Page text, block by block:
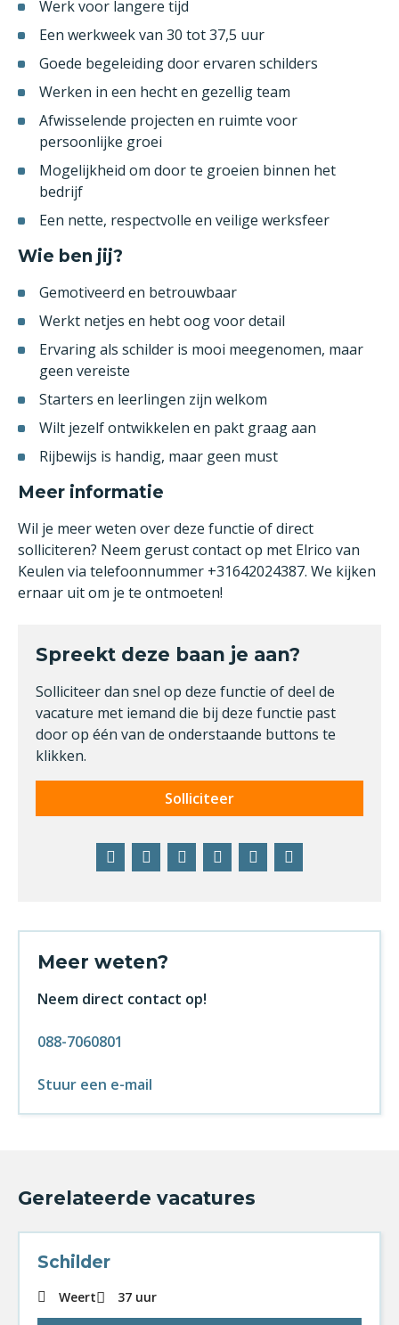
Werk voor langere tijd
Een werkweek van 30 tot 37,5 uur
Goede begeleiding door ervaren schilders
Werken in een hecht en gezellig team
Afwisselende projecten en ruimte voor
persoonlijke groei
Mogelijkheid om door te groeien binnen het
bedrijf
Een nette, respectvolle en veilige werksfeer
Wie ben jij?
Gemotiveerd en betrouwbaar
Werkt netjes en hebt oog voor detail
Ervaring als schilder is mooi meegenomen, maar
geen vereiste
Starters en leerlingen zijn welkom
Wilt jezelf ontwikkelen en pakt graag aan
Rijbewijs is handig, maar geen must
Meer informatie
Wil je meer weten over deze functie of direct
solliciteren? Neem gerust contact op met Elrico van
Keulen via telefoonnummer +31642024387. We kijken
ernaar uit om je te ontmoeten!
Spreekt deze baan je aan?
Solliciteer dan snel op deze functie of deel de
vacature met iemand die bij deze functie past
door op één van de onderstaande buttons te
klikken.
FacebookTwitterLinkedInPinterestWhatsApp
Solliciteer
Meer weten?
Neem direct contact op!
088-7060801
Stuur een e-mail
Gerelateerde vacatures
Schilder
Weert 37 uur